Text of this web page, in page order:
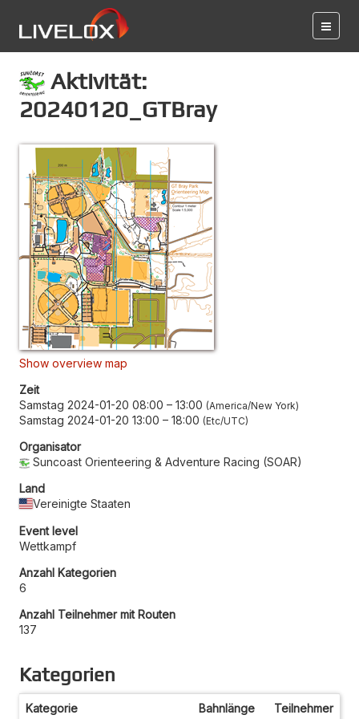
Aktivität:
20240120_GTBray
Show overview map
Zeit
Samstag 2024-01-20 08:00 – 13:00 America/New York
Samstag 2024-01-20 13:00 – 18:00 Etc/UTC
Organisator
Suncoast Orienteering & Adventure Racing (SOAR)
Land
Vereinigte Staaten
Event level
Wettkampf
Anzahl Kategorien
6
Anzahl Teilnehmer mit Routen
137
Kategorien
Kategorie Bahnlänge Teilnehmer